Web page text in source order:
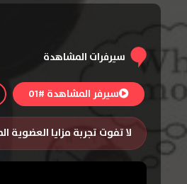
سيرفرات المشاهدة
سيرفر المشاهدة #01
لا تفوت تجربة مزايا العضوية